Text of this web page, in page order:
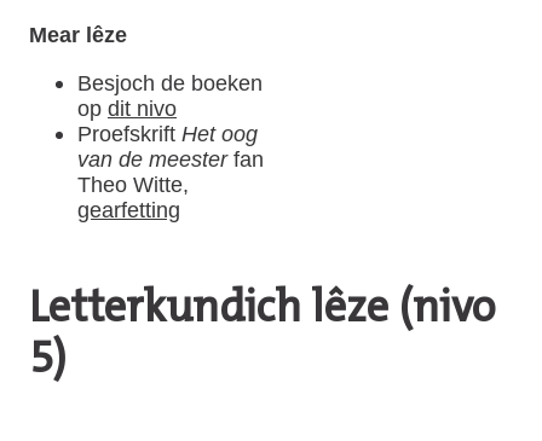
Mear lêze
Besjoch de boeken
op dit nivo
Proefskrift Het oog
van de meesterfan
Theo Witte,
gearfetting
Letterkundich lêze (nivo
5)